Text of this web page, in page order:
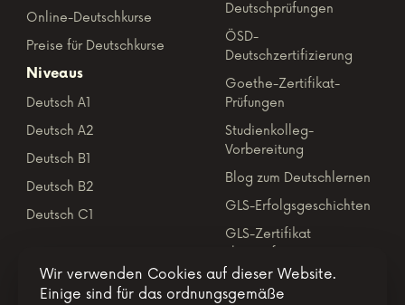
Intensiv-Deutschkurse
Online-Deutschkurse
Preise für Deutschkurse
Niveaus
Deutsch A1
Deutsch A2
Deutsch B1
Deutsch B2
GLS-interne
Deutschprüfungen
Deutschzertifizierung
Goethe-Zertifikat-
Prüfungen
Studienkolleg-
Vorbereitung
Blog zum Deutschlernen
GLS-Erfolgsgeschichten
GLS-Zertifikat
überprüfen
Wir verwenden Cookies auf dieser Website.
Einige sind für das ordnungsgemäße